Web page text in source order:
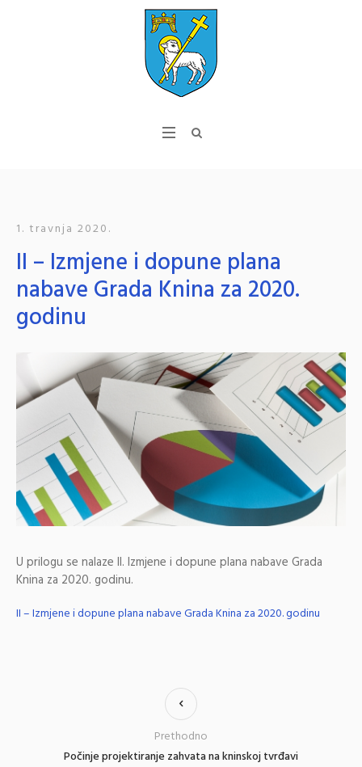
1. travnja 2020.
II – Izmjene i dopune plana
nabave Grada Knina za 2020.
godinu
U prilogu se nalaze II. Izmjene i dopune plana nabave Grada
Knina za 2020. godinu.
II – Izmjene i dopune plana nabave Grada Knina za 2020. godinu
Počinje projektiranje zahvata na kninskoj tvrđavi
Prethodno